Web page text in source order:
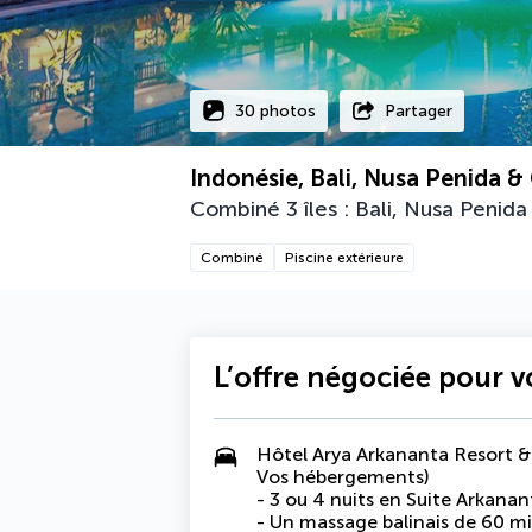
30 photos Partager
Indonésie, Bali, Nusa Penida
Combiné 3 îles : Bali, Nusa
Combiné Piscine extérieure
L’offre négociée pour
Hôtel Arya Arkananta Resort
Vos hébergements)
- 3 ou 4 nuits en Suite
- Un massage balinais de 60